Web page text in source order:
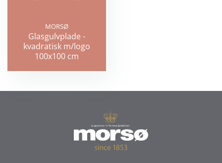
MORSØ
Glasgulvplade -
kvadratisk m/logo
100x100 cm